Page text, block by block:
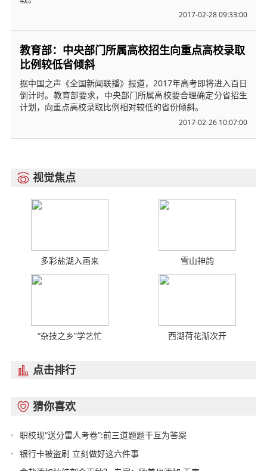
2017-02-28 09:33:00
教育部：中央部门所属高校招生向重点高校录取
比例较低省倾斜
据中国之声《全国新闻联播》报道，2017年高考即将进入百日
倒计时。教育部要求，中央部门所属高校要合理确定分省招生
计划，向重点高校录取比例相对较低的省份倾斜。
2017-02-26 10:07:00
 视觉焦点
多彩盐湖入画来 雪山神韵
“杂技之乡”学艺忙 西湖荷花渐次开
 点击排行
 猜你喜欢
职校现“送分雷人考卷”:前三道题题干互为答案
银行卡被盗刷 立刻做好这六件事